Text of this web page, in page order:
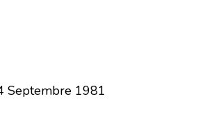
Septembre 1981